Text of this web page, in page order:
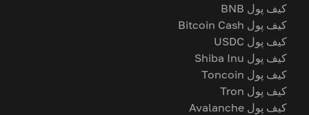
کیف پول BNB
کیف پول Bitcoin Cash
کیف پول USDC
کیف پول Shiba Inu
کیف پول Toncoin
کیف پول Tron
کیف پول Avalanche